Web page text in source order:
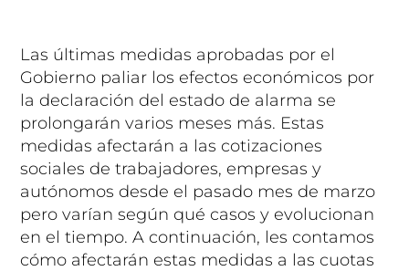
Las últimas medidas aprobadas por el
Gobierno paliar los efectos económicos por
la declaración del estado de alarma se
prolongarán varios meses más. Estas
medidas afectarán a las cotizaciones
sociales de trabajadores, empresas y
autónomos desde el pasado mes de marzo
pero varían según qué casos y evolucionan
en el tiempo. A continuación, les contamos
cómo afectarán estas medidas a las cuotas